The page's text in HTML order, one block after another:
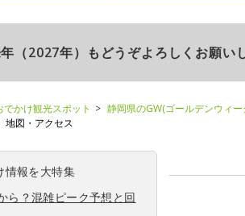
（2027年）もどうぞよろしくお願いし
かけ観光スポット
静岡県のGW(ゴールデンウィ
地図・アクセス
情報を大特集
ら？混雑ピーク予想と回